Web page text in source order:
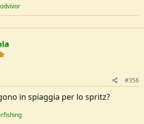
#356
in spiaggia per lo spritz?